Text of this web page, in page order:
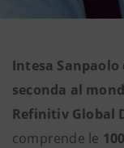
Intesa
seconda al
Refinitiv Global
comprende le